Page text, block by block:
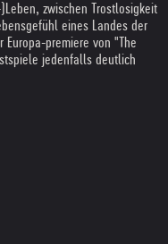
zwischen Trostlosigkeit
eines Landes der
premiere von "The
jedenfalls deutlich